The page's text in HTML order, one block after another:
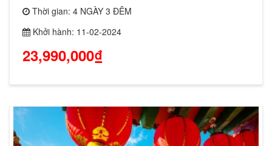
Thời gian: 4 NGÀY 3 ĐÊM
Khởi hành: 11-02-2024
23,990,000₫